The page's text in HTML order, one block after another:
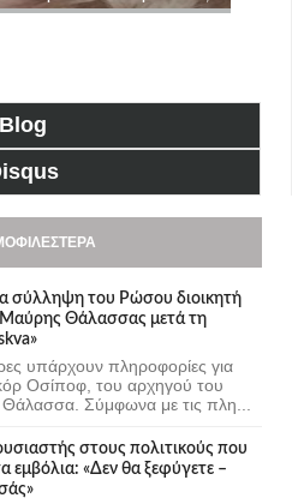
Blog
σύλληψη του Ρώσου διοικητή
Θάλασσας μετά τη
υπάρχουν πληροφορίες για
Οσίποφ, του αρχηγού του
Σύμφωνα με τις πλη...
στους πολιτικούς που
εμβόλια: «Δεν θα ξεφύγετε –